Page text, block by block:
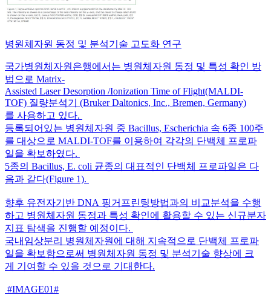
병원체자원 동정 및 분석기술 고도화 연구
국가병원체자원은행에서는 병원체자원 동정 및 특성 확인 방
법으로 Matrix-
Assisted Laser Desorption /Ionization Time of Flight(MALDI-
TOF) 질량분석기 (Bruker Daltonics, Inc., Bremen, Germany)
를 사용하고 있다.
등록되어있는 병원체자원 중 Bacillus, Escherichia 속 6종 100주
를 대상으로 MALDI-TOF를 이용하여 각각의 단백체 프로파
일을 확보하였다.
5종의 Bacillus, E. coli 균종의 대표적인 단백체 프로파일은 다
음과 같다(Figure 1).
향후 유전자기반 DNA 핑거프린팅방법과의 비교분석을 수행
하고 병원체자원 동정과 특성 확인에 활용할 수 있는 신규분자
지표 탐색을 진행할 예정이다.
국내임상분리 병원체자원에 대해 지속적으로 단백체 프로파
일을 확보함으로써 병원체자원 동정 및 분석기술 향상에 크
게 기여할 수 있을 것으로 기대한다.
#IMAGE01#